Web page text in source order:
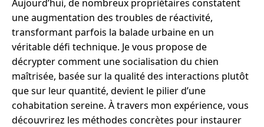
Aujourd’hui, de nombreux propriétaires constatent
une augmentation des troubles de réactivité,
transformant parfois la balade urbaine en un
véritable défi technique. Je vous propose de
décrypter comment une socialisation du chien
maîtrisée, basée sur la qualité des interactions plutôt
que sur leur quantité, devient le pilier d’une
cohabitation sereine. À travers mon expérience, vous
découvrirez les méthodes concrètes pour instaurer